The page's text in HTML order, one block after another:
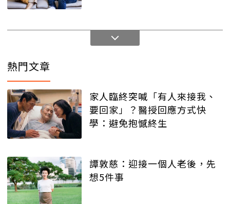
熱門文章
家人臨終突喊「有人來接我、
要回家」？醫授回應方式快
學：避免抱憾終生
譚敦慈：迎接一個人老後，先
想5件事